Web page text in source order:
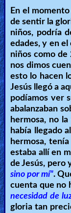
En el
de sentir la
niños, podría
edades, y en
niños como de
nos dimos
esto lo hacen
Jesús llegó a
podíamos ver
abalanzaban
hermosa, no
había llegado
hermosa,
estaba allí en
de Jesús, pero
sino por mí".
cuenta que no
necesidad de
gloria tan